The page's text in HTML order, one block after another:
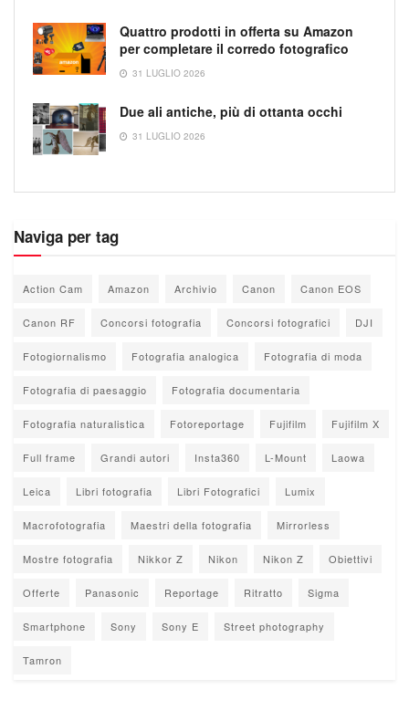
Quattro prodotti in offerta su Amazon
per completare il corredo fotografico
31 LUGLIO 2026
Due ali antiche, più di ottanta occhi
31 LUGLIO 2026
Naviga per tag
Action Cam Amazon Archivio Canon Canon EOS
Canon RF Concorsi fotografia Concorsi fotografici DJI
Fotogiornalismo Fotografia analogica Fotografia di moda
Fotografia di paesaggio Fotografia documentaria
Fotografia naturalistica Fotoreportage Fujifilm Fujifilm X
Full frame Grandi autori Insta360 L-Mount Laowa
Leica Libri fotografia Libri Fotografici Lumix
Macrofotografia Maestri della fotografia Mirrorless
Mostre fotografia Nikkor Z Nikon Nikon Z Obiettivi
Offerte Panasonic Reportage Ritratto Sigma
Smartphone Sony Sony E Street photography
Tamron